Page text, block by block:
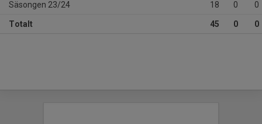
Säsongen 23/24 18 0 0
Totalt 45 0 0